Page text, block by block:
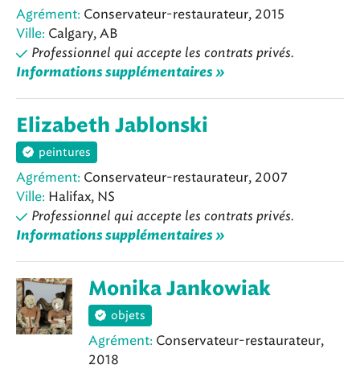
Agrément: Conservateur-restaurateur, 2015
Ville: Calgary, AB
Professionnel qui accepte les contrats privés.
Informations supplémentaires »
Elizabeth Jablonski
peintures
Agrément: Conservateur-restaurateur, 2007
Ville: Halifax, NS
Professionnel qui accepte les contrats privés.
Informations supplémentaires »
Monika Jankowiak
objets
Agrément: Conservateur-restaurateur,
2018